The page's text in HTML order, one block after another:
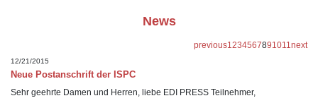
News
previous1 234567891011 next
12/21/2015
Neue Postanschrift der ISPC
Sehr geehrte Damen und Herren, liebe EDI PRESS Teilnehmer,